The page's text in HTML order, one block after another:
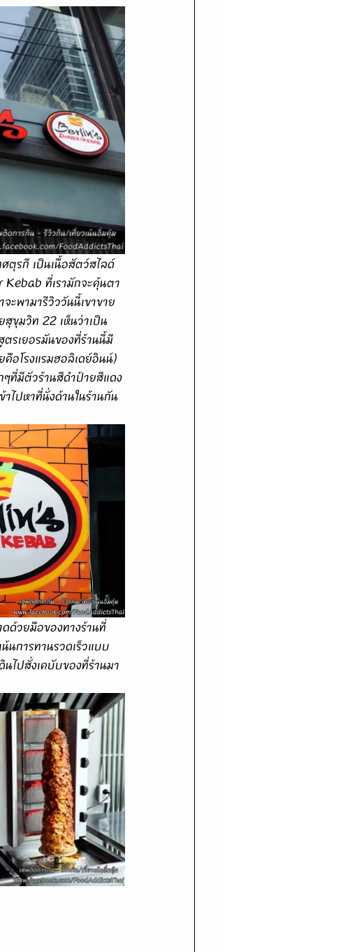
ตุรกี เป็นเนื้อสัตว์สไลด์
Kebab ที่เรามักจะคุ้นตา
ะพามารีวิววันนี้เขาขาย
ขุมวิท 22 เห็นว่าเป็น
ตรเยอรมันของที่ร้านนี้มี
อโรงแรมฮอลิเดย์อินน์)
ที่มีตัวร้านสีดำป้ายสีแดง
ไปหาที่นั่งด้านในร้านกัน
นการทานรวดเร็วแบบ
ไปสั่งเคบับของที่ร้านมา